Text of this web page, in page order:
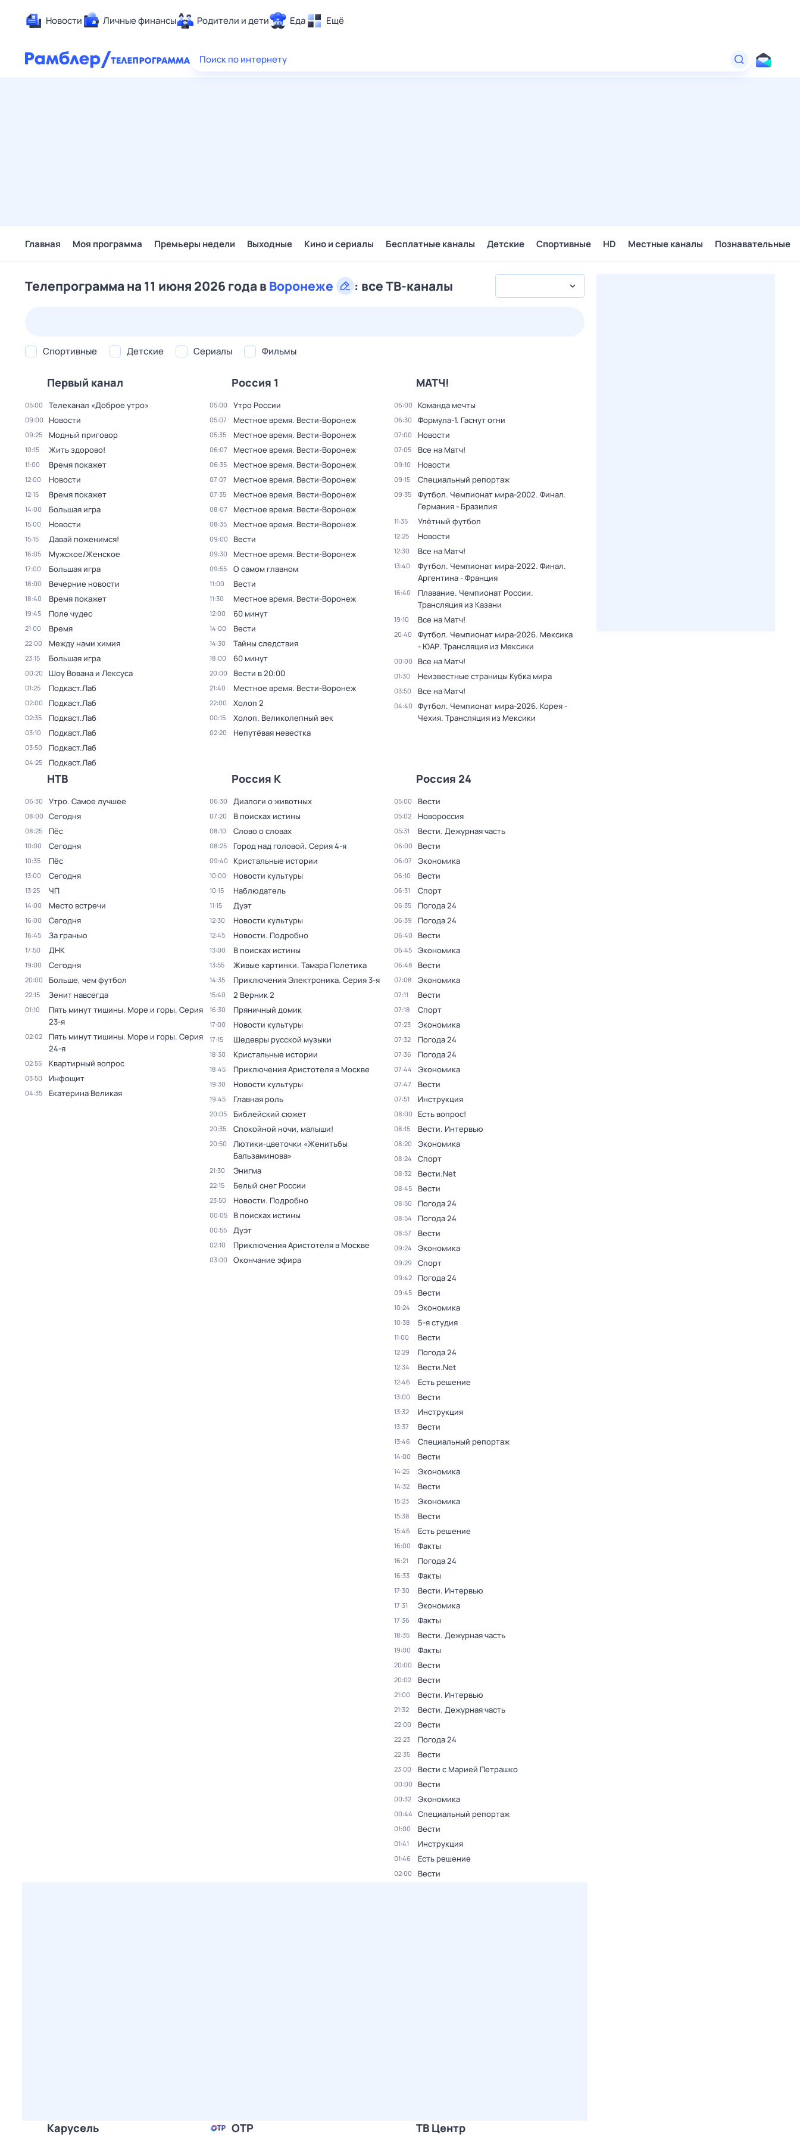
Новости Личные финансы Родители и дети Еда Ещё
Здоровье
Поиск по интернету
Главная Моя программа Премьеры недели Выходные Кино и сериалы Бесплатные каналы Детские Спортивные HD Местные каналы Познавательные
Телепрограмма на 11 июня 2026 года вВоронеже : все ТВ-каналы
Спортивные Детские Сериалы Фильмы
Первый канал
05:00 Телеканал «Доброе утро»
09:00 Новости
09:25 Модный приговор
10:15 Жить здорово!
11:00 Время покажет
12:00 Новости
12:15 Время покажет
14:00 Большая игра
15:00 Новости
15:15 Давай поженимся!
16:05 Мужское/Женское
17:00 Большая игра
18:00 Вечерние новости
18:40 Время покажет
19:45 Поле чудес
21:00 Время
22:00 Между нами химия
23:15 Большая игра
00:20 Шоу Вована и Лексуса
01:25 Подкаст.Лаб
02:00 Подкаст.Лаб
02:35 Подкаст.Лаб
03:10 Подкаст.Лаб
03:50 Подкаст.Лаб
04:25 Подкаст.Лаб
Россия 1
05:00 Утро России
05:07 Местное время. Вести-Воронеж
05:35 Местное время. Вести-Воронеж
06:07 Местное время. Вести-Воронеж
06:35 Местное время. Вести-Воронеж
07:07 Местное время. Вести-Воронеж
07:35 Местное время. Вести-Воронеж
08:07 Местное время. Вести-Воронеж
08:35 Местное время. Вести-Воронеж
09:00 Вести
09:30 Местное время. Вести-Воронеж
09:55 О самом главном
11:00 Вести
11:30 Местное время. Вести-Воронеж
12:00 60 минут
14:00 Вести
14:30 Тайны следствия
18:00 60 минут
20:00 Вести в 20:00
21:40 Местное время. Вести-Воронеж
22:00 Холоп 2
00:15 Холоп. Великолепный век
02:20 Непутёвая невестка
МАТЧ!
06:00 Команда мечты
06:30 Формула-1. Гаснут огни
07:00 Новости
07:05 Все на Матч!
09:10 Новости
09:15 Специальный репортаж
09:35
Футбол. Чемпионат мира-2002. Финал.
Германия - Бразилия
11:35 Улётный футбол
12:25 Новости
12:30 Все на Матч!
13:40
Футбол. Чемпионат мира-2022. Финал.
Аргентина - Франция
16:40
Плавание. Чемпионат России.
Трансляция из Казани
19:10 Все на Матч!
20:40
Футбол. Чемпионат мира-2026. Мексика
- ЮАР. Трансляция из Мексики
00:00 Все на Матч!
01:30 Неизвестные страницы Кубка мира
03:50 Все на Матч!
04:40
Футбол. Чемпионат мира-2026. Корея -
Чехия. Трансляция из Мексики
НТВ
06:30 Утро. Самое лучшее
08:00 Сегодня
08:25 Пёс
10:00 Сегодня
10:35 Пёс
13:00 Сегодня
13:25 ЧП
14:00 Место встречи
16:00 Сегодня
16:45 За гранью
17:50 ДНК
19:00 Сегодня
20:00 Больше, чем футбол
22:15 Зенит навсегда
01:10 Пять минут тишины. Море и горы. Серия
23-я
02:02 Пять минут тишины. Море и горы. Серия
24-я
02:55 Квартирный вопрос
03:50 Инфощит
04:35 Екатерина Великая
Россия К
06:30 Диалоги о животных
07:20 В поисках истины
08:10 Слово о словах
08:25 Город над головой. Серия 4-я
09:40 Кристальные истории
10:00 Новости культуры
10:15 Наблюдатель
11:15 Дуэт
12:30 Новости культуры
12:45 Новости. Подробно
13:00 В поисках истины
13:55 Живые картинки. Тамара Полетика
14:35 Приключения Электроника. Серия 3-я
15:40 2 Верник 2
16:30 Пряничный домик
17:00 Новости культуры
17:15 Шедевры русской музыки
18:30 Кристальные истории
18:45 Приключения Аристотеля в Москве
19:30 Новости культуры
19:45 Главная роль
20:05 Библейский сюжет
20:35 Спокойной ночи, малыши!
20:50
Лютики-цветочки «Женитьбы
Бальзаминова»
21:30 Энигма
22:15 Белый снег России
23:50 Новости. Подробно
00:05 В поисках истины
00:55 Дуэт
02:10 Приключения Аристотеля в Москве
03:00 Окончание эфира
Россия 24
05:00 Вести
05:02 Новороссия
05:31 Вести. Дежурная часть
06:00 Вести
06:07 Экономика
06:10 Вести
06:31 Спорт
06:35 Погода 24
06:39 Погода 24
06:40 Вести
06:45 Экономика
06:48 Вести
07:08 Экономика
07:11 Вести
07:18 Спорт
07:23 Экономика
07:32 Погода 24
07:36 Погода 24
07:44 Экономика
07:47 Вести
07:51 Инструкция
08:00 Есть вопрос!
08:15 Вести. Интервью
08:20 Экономика
08:24 Спорт
08:32 Вести.Net
08:45 Вести
08:50 Погода 24
08:54 Погода 24
08:57 Вести
09:24 Экономика
09:29 Спорт
09:42 Погода 24
09:45 Вести
10:24 Экономика
10:38 5-я студия
11:00 Вести
12:29 Погода 24
12:34 Вести.Net
12:46 Есть решение
13:00 Вести
13:32 Инструкция
13:37 Вести
13:46 Специальный репортаж
14:00 Вести
14:25 Экономика
14:32 Вести
15:23 Экономика
15:38 Вести
15:46 Есть решение
16:00 Факты
16:21 Погода 24
16:33 Факты
17:30 Вести. Интервью
17:31 Экономика
17:36 Факты
18:35 Вести. Дежурная часть
19:00 Факты
20:00 Вести
20:02 Вести
21:00 Вести. Интервью
21:32 Вести. Дежурная часть
22:00 Вести
22:23 Погода 24
22:35 Вести
23:00 Вести с Марией Петрашко
00:00 Вести
00:32 Экономика
00:44 Специальный репортаж
01:00 Вести
01:41 Инструкция
01:46 Есть решение
02:00 Вести
Карусель ОТР ТВ Центр